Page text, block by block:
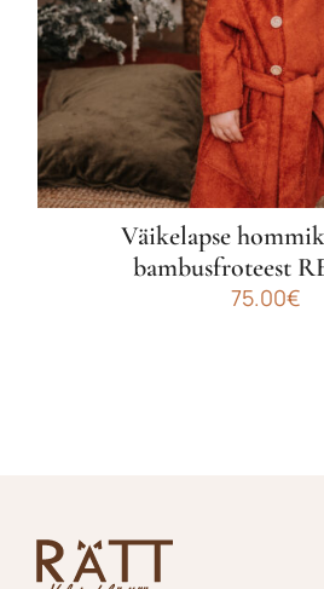
Väikelapse
bambusfroteest
75.00€
teha
tootelehel.